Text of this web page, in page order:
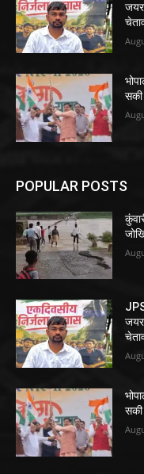
सकी
POPULAR POSTS
सकी